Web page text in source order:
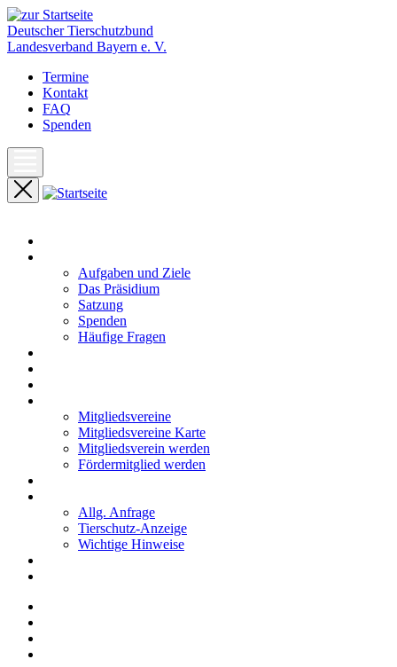
Deutscher Tierschutzbund
Landesverband Bayern e. V.
Termine
Kontakt
FAQ
Spenden
Aufgaben und Ziele
Das Präsidium
Satzung
Spenden
Häufige Fragen
Mitgliedsvereine
Mitgliedsvereine Karte
Mitgliedsverein werden
Fördermitglied werden
Allg. Anfrage
Tierschutz-Anzeige
Wichtige Hinweise